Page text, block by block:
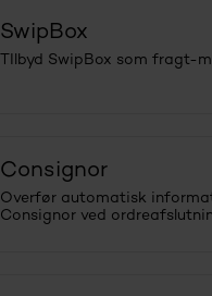
SwipBox
TIlbyd SwipBox som fragt-
Consignor
Overfør automatisk
Consignor ved